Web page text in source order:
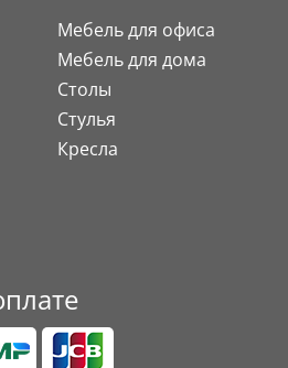
Мебель для офиса
Мебель для дома
Столы
Стулья
Кресла